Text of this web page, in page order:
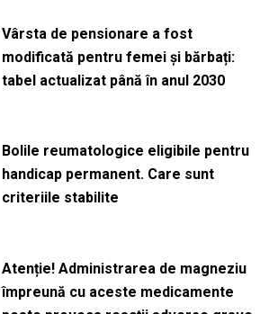
Vârsta de pensionare a fost
modificată pentru femei și bărbați:
tabel actualizat până în anul 2030
Bolile reumatologice eligibile pentru
handicap permanent. Care sunt
criteriile stabilite
Atenție! Administrarea de magneziu
împreună cu aceste medicamente